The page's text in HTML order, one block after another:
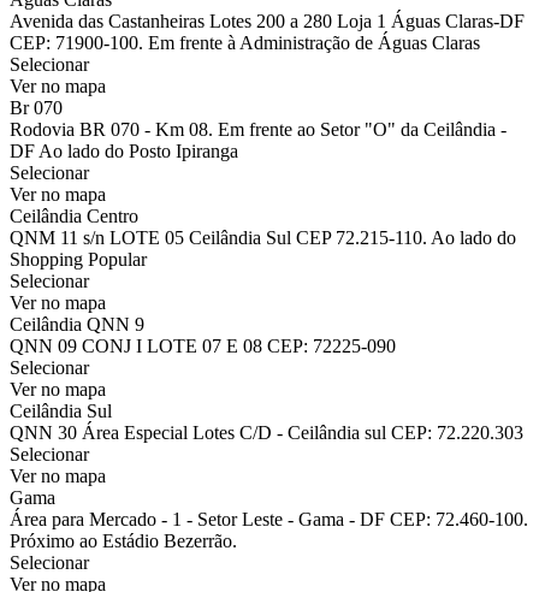
Avenida das Castanheiras Lotes 200 a 280 Loja 1 Águas Claras-DF
CEP: 71900-100. Em frente à Administração de Águas Claras
Selecionar
Ver no mapa
Br 070
Rodovia BR 070 - Km 08. Em frente ao Setor "O" da Ceilândia -
DF Ao lado do Posto Ipiranga
Selecionar
Ver no mapa
Ceilândia Centro
QNM 11 s/n LOTE 05 Ceilândia Sul CEP 72.215-110. Ao lado do
Shopping Popular
Selecionar
Ver no mapa
Ceilândia QNN 9
QNN 09 CONJ I LOTE 07 E 08 CEP: 72225-090
Selecionar
Ver no mapa
Ceilândia Sul
QNN 30 Área Especial Lotes C/D - Ceilândia sul CEP: 72.220.303
Selecionar
Ver no mapa
Gama
Área para Mercado - 1 - Setor Leste - Gama - DF CEP: 72.460-100.
Próximo ao Estádio Bezerrão.
Selecionar
Ver no mapa